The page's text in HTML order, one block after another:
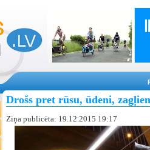
Drošs pret rūsu, ūdeni,
Ziņa publicēta: 19.12.2015 19:17